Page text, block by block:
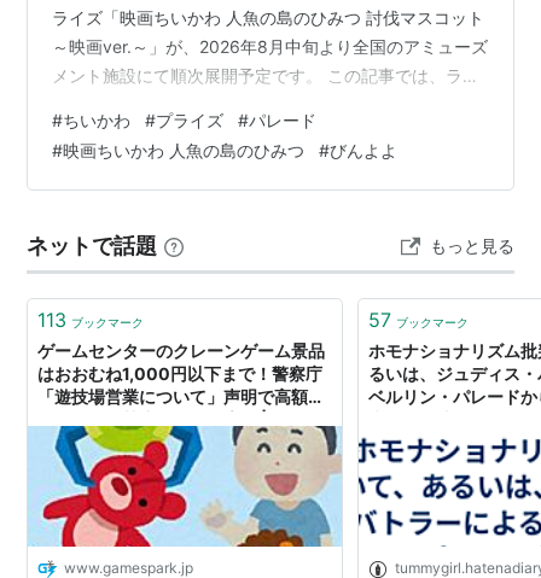
ライズ「映画ちいかわ 人魚の島のひみつ 討伐マスコット
～映画ver.～」が、2026年8月中旬より全国のアミューズ
メント施設にて順次展開予定です。 この記事では、ライ
あわせて読みたい 【2026年8月上旬】映画ちいかわ 人魚
の島のひみつ プライズ「ゆらゆらソーラー」全8種｜島
衣装のみんなが光に反応してゆらゆら 【8/8配布開始】
ボンボンドロップシール！第2弾特典のもらい方・注意点
ま…
#ちいかわ #プライズ #パレード
#映画ちいかわ 人魚の島のひみつ #びんよよ
ネットで話題 もっと見る
113 ブックマーク
ゲームセンターのクレーンゲーム景品
はおおむね1,000円以下まで！警察庁
「遊技場営業について」声明で高額プ
Game*Spark - 国内・海外ゲーム情報
サイト
www.gamespark.jp
57 ブックマーク
ホモナショナリズム
るいは、ジュディス
ベルリン・パレード